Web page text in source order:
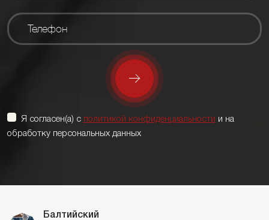
Я согласен(а) с политикой конфиденциальности и на
обработку персональных данных
Балтийский